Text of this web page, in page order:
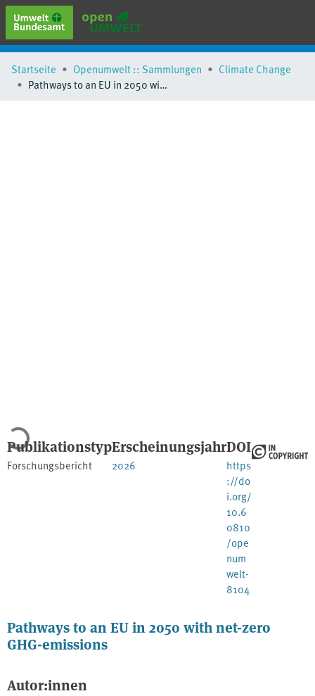
erweiterte Suche
Browse
Startseite Openumwelt :: Sammlungen
Climate Change
Pathways to an EU in 2050 with net-zero GHG-emissions
Lade...
Publikationstyp
Forschungsbericht
Erscheinungsjahr
2026
DOI
https
://do
i.org/
10.6
0810
/ope
num
welt-
8104
Pathways to an EU in 2050 with net-zero
GHG-emissions
Autor:innen